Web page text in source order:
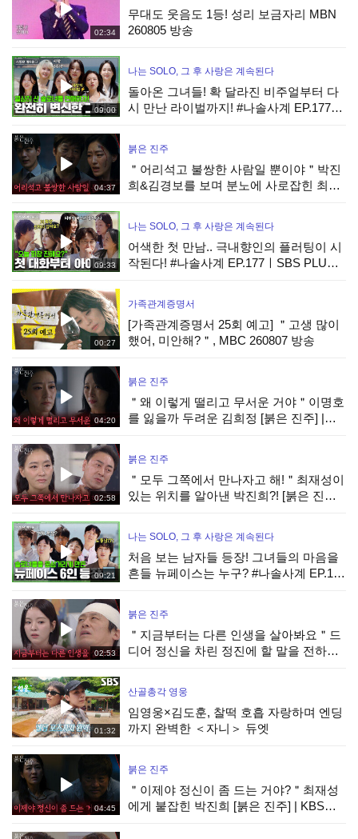
02:34
무대도 웃음도 1등! 성리 보금자리 MBN
260805 방송
09:00
나는 SOLO, 그 후 사랑은 계속된다
돌아온 그녀들! 확 달라진 비주얼부터 다
시 만난 라이벌까지! #나솔사계 EP.177ㅣ
04:37
붉은 진주
＂어리석고 불쌍한 사람일 뿐이야＂박진
희&김경보를 보며 분노에 사로잡힌 최재
09:33
나는 SOLO, 그 후 사랑은 계속된다
어색한 첫 만남.. 극내향인의 플러팅이 시
작된다! #나솔사계 EP.177ㅣSBS PLUS X
00:27
가족관계증명서
[가족관계증명서 25회 예고] ＂고생 많이
했어, 미안해?＂, MBC 260807 방송
04:20
붉은 진주
＂왜 이렇게 떨리고 무서운 거야＂이명호
를 잃을까 두려운 김희정 [붉은 진주] |
02:58
붉은 진주
＂모두 그쪽에서 만나자고 해!＂최재성이
있는 위치를 알아낸 박진희?! [붉은 진주] |
09:21
나는 SOLO, 그 후 사랑은 계속된다
처음 보는 남자들 등장! 그녀들의 마음을
흔들 뉴페이스는 누구? #나솔사계 EP.177
02:53
붉은 진주
＂지금부터는 다른 인생을 살아봐요＂드
디어 정신을 차린 정진에 할 말을 전하는
01:32
산골총각 영웅
임영웅×김도훈, 찰떡 호흡 자랑하며 엔딩
까지 완벽한 ＜자니＞ 듀엣
04:45
붉은 진주
＂이제야 정신이 좀 드는 거야?＂최재성
에게 붙잡힌 박진희 [붉은 진주] | KBS